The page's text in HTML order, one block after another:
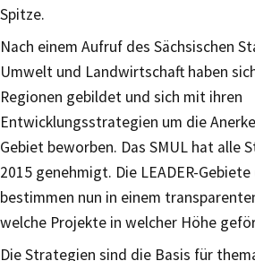
Spitze.
Nach einem Aufruf des Sächsischen
Umwelt und Landwirtschaft haben
Regionen gebildet und sich mit ihren
Entwicklungsstrategien um die
Gebiet beworben. Das SMUL hat alle
2015 genehmigt. Die LEADER-
bestimmen nun in einem
welche Projekte in welcher Höhe
Die Strategien sind die Basis für